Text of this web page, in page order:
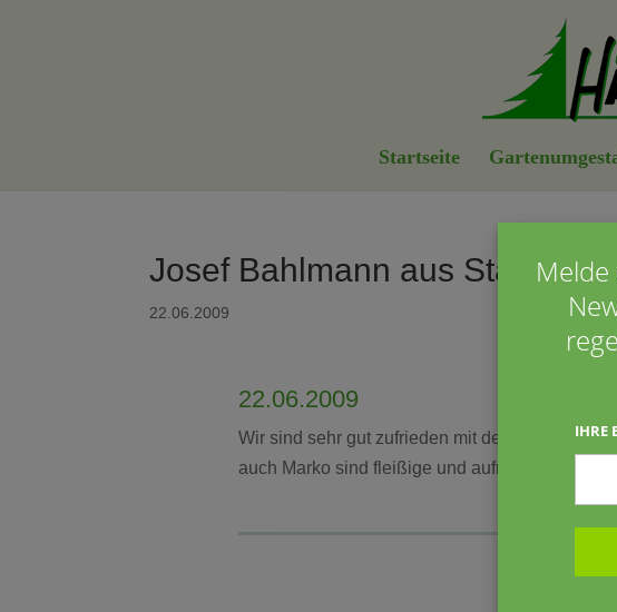
Startseite
Josef Bahlmann aus
22.06.2009
22.06.2009
Wir sind sehr gut zufrieden mit den Arbeiten in
auch Marko sind fleißige und aufmerksame
IHRE